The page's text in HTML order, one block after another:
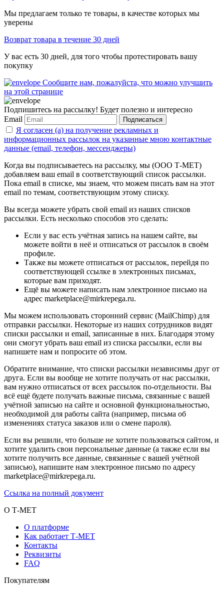
Мы предлагаем только те товары, в качестве которых мы
уверены
Возврат товара в течение 30 дней
У вас есть 30 дней, для того чтобы протестировать вашу
покупку
Сообщите нам, пожалуйста, что можно улучшить
на этой странице
Подпишитесь на рассылку! Будет полезно и интересно
Email
Подписаться
Я согласен (а) на получение рекламных и
информационных рассылок на указанные мною контактные
данные (email, телефон, мессенджеры)
Когда вы подписываетесь на рассылку, мы (ООО Т-МЕТ)
добавляем ваш email в соответствующий список рассылки.
Пока email в списке, мы знаем, что можем писать вам на этот
email по темам, соответствующим этому списку.
Вы всегда можете убрать свой email из наших списков
рассылки. Есть несколько способов это сделать:
Если у вас есть учётная запись на нашем сайте, вы
можете войти в неё и отписаться от рассылок в своём
профиле.
Также вы можете отписаться от рассылок, перейдя по
соответствующей ссылке в электронных письмах,
которые вам приходят.
Ещё вы можете написать нам электронное письмо на
адрес marketplace@mirkrepega.ru.
Мы можем использовать сторонний сервис (MailChimp) для
отправки рассылки. Некоторые из наших сотрудников видят
списки рассылки и email, записанные в них. Благодаря этому
они смогут убрать ваш email из списка рассылки, если вы
напишете нам и попросите об этом.
Обратите внимание, что списки рассылки независимы друг от
друга. Если вы вообще не хотите получать от нас рассылки,
вам нужно отписаться от всех рассылок по-отдельности. Вы
всё ещё будете получать важные письма, связанные с вашей
учётной записью на сайте и основной функциональностью,
необходимой для работы сайта (например, письма об
изменениях статуса заказов или о смене пароля).
Если вы решили, что больше не хотите пользоваться сайтом, и
хотите удалить свои персональные данные (а также если вы
хотите получить все данные, связанные с вашей учётной
записью), напишите нам электронное письмо по адресу
marketplace@mirkrepega.ru.
Ссылка на полный документ
О Т-МЕТ
О платформе
Как работает Т-МЕТ
Контакты
Реквизиты
FAQ
Покупателям